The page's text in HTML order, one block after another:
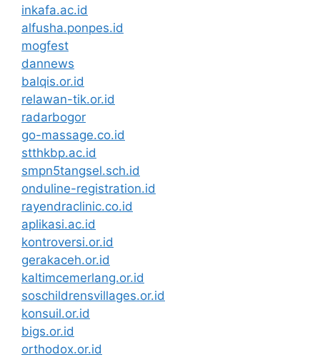
inkafa.ac.id
alfusha.ponpes.id
mogfest
dannews
balqis.or.id
relawan-tik.or.id
radarbogor
go-massage.co.id
stthkbp.ac.id
smpn5tangsel.sch.id
onduline-registration.id
rayendraclinic.co.id
aplikasi.ac.id
kontroversi.or.id
gerakaceh.or.id
kaltimcemerlang.or.id
soschildrensvillages.or.id
konsuil.or.id
bigs.or.id
orthodox.or.id